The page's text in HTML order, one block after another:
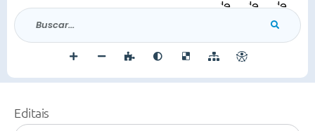
Buscar...
Editais